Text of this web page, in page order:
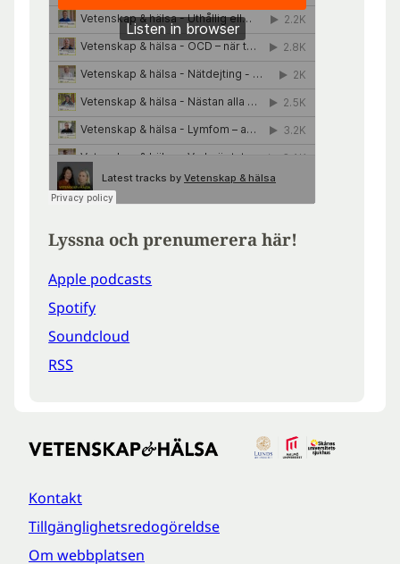
Lyssna och prenumerera här!
Apple podcasts
Spotify
Soundcloud
RSS
Kontakt
Tillgänglighetsredogöreldse
Om webbplatsen